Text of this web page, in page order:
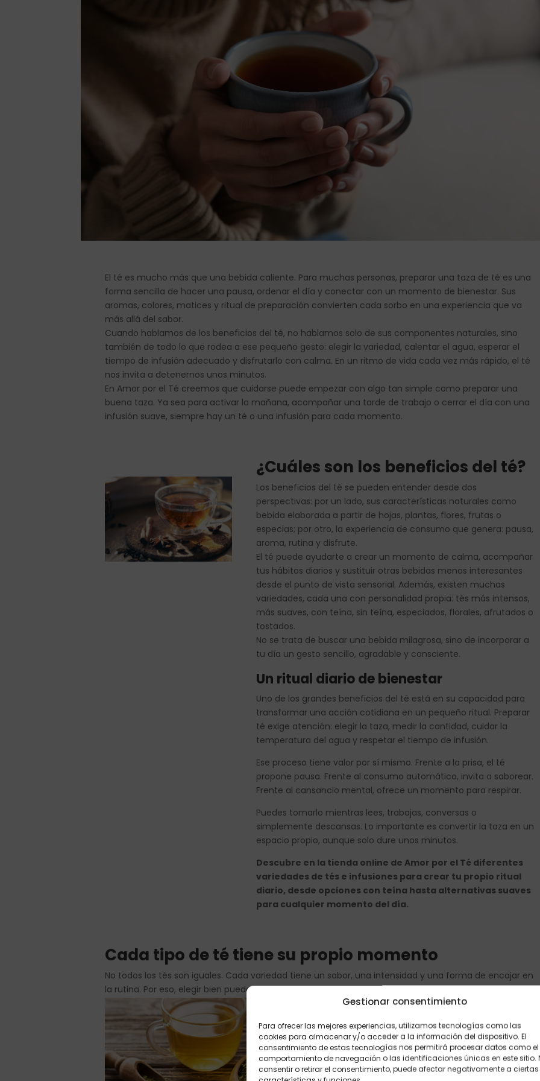
Gestionar consentimiento
Para ofrecer las mejores experiencias, utilizamos tecnologías como las
cookies para almacenar y/o acceder a la información del dispositivo. El
consentimiento de estas tecnologías nos permitirá procesar datos como el
comportamiento de navegación o las identificaciones únicas en este sitio.
consentir o retirar el consentimiento, puede afectar negativamente a ciertas
El té es mucho más que una bebida caliente. Para muchas personas, preparar una taza de té es una
forma sencilla de hacer una pausa, ordenar el día y conectar con un momento de bienestar. Sus
aromas, colores, matices y ritual de preparación convierten cada sorbo en una experiencia que va
más allá del sabor.
Cuando hablamos de los beneficios del té, no hablamos solo de sus componentes naturales, sino
también de todo lo que rodea a ese pequeño gesto: elegir la variedad, calentar el agua, esperar el
tiempo de infusión adecuado y disfrutarlo con calma. En un ritmo de vida cada vez más rápido, el té
nos invita a detenernos unos minutos.
En Amor por el Té creemos que cuidarse puede empezar con algo tan simple como preparar una
buena taza. Ya sea para activar la mañana, acompañar una tarde de trabajo o cerrar el día con una
infusión suave, siempre hay un té o una infusión para cada momento.
¿Cuáles son los beneficios del té?
Los beneficios del té se pueden entender desde dos
perspectivas: por un lado, sus características naturales como
bebida elaborada a partir de hojas, plantas, flores, frutas o
especias; por otro, la experiencia de consumo que genera: pausa,
aroma, rutina y disfrute.
El té puede ayudarte a crear un momento de calma, acompañar
tus hábitos diarios y sustituir otras bebidas menos interesantes
desde el punto de vista sensorial. Además, existen muchas
variedades, cada una con personalidad propia: tés más intensos,
más suaves, con teína, sin teína, especiados, florales, afrutados o
tostados.
No se trata de buscar una bebida milagrosa, sino de incorporar a
tu día un gesto sencillo, agradable y consciente.
Un ritual diario de bienestar
Uno de los grandes beneficios del té está en su capacidad para
transformar una acción cotidiana en un pequeño ritual. Preparar
té exige atención: elegir la taza, medir la cantidad, cuidar la
temperatura del agua y respetar el tiempo de infusión.
Ese proceso tiene valor por sí mismo. Frente a la prisa, el té
propone pausa. Frente al consumo automático, invita a saborear.
Frente al cansancio mental, ofrece un momento para respirar.
Puedes tomarlo mientras lees, trabajas, conversas o
simplemente descansas. Lo importante es convertir la taza en un
espacio propio, aunque solo dure unos minutos.
Descubre en la tienda online de Amor por el Té diferentes
variedades de tés e infusiones para crear tu propio ritual
diario, desde opciones con teína hasta alternativas suaves
para cualquier momento del día.
Cada tipo de té tiene su propio momento
No todos los tés son iguales. Cada variedad tiene un sabor, una intensidad y una forma de encajar en
la rutina. Por eso, elegir bien puede ayudarte a disfrutar mucho más de la experiencia.